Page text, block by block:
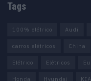
Tags
100% elétrico Audi
carros elétricos China
Elétrico Elétricos
Honda Hyundai KIA